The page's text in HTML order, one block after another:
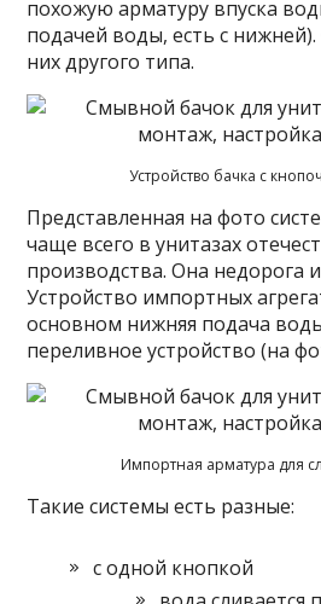
похожую арматуру впуска
подачей воды, есть с
них другого типа.
Устройство бачка с
Представленная на фото
чаще всего в унитазах
производства. Она недорога
Устройство импортных
основном нижняя подача
переливное устройство (на
Импортная арматура для
Такие системы есть разные:
с одной кнопкой